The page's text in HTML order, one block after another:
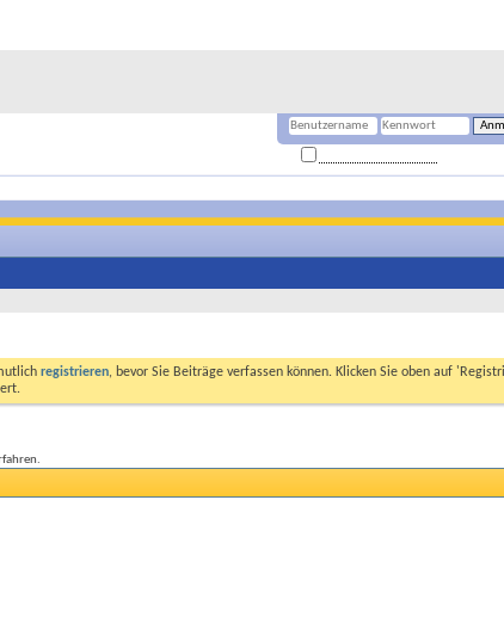
registrieren, bevor Sie Beiträge verfassen können. Klicken Sie oben auf